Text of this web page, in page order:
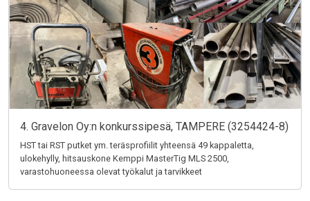
4. Gravelon Oy:n konkurssipesä, TAMPERE (3254424-8)
HST tai RST putket ym. teräsprofiilit yhteensä 49 kappaletta,
ulokehylly, hitsauskone Kemppi MasterTig MLS 2500,
varastohuoneessa olevat työkalut ja tarvikkeet